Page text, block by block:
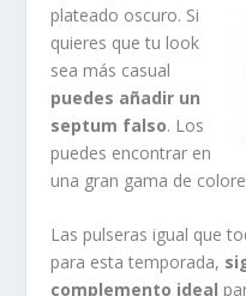
plateado oscuro. Si
quieres que tu look
sea más casual
puedes añadir un
septum falso. Los
puedes encontrar en
una gran gama de
Las pulseras igual que
para esta temporada,
complemento ideal